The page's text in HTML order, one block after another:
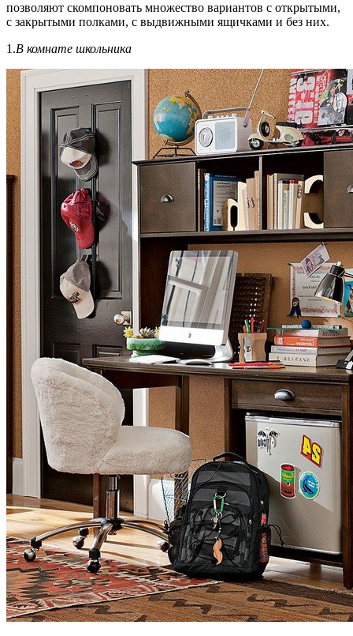
позволяют скомпоновать множество вариантов с открытыми,
с закрытыми полками, с выдвижными ящичками и без них.
1.В комнате школьника